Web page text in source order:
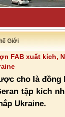
Giới
FAB xuất kích,
cho là
tập kích
Ukraine.